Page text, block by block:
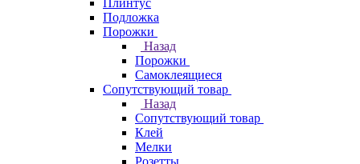
Плинтус
Подложка
Порожки
Назад
Порожки
Самоклеящиеся
Сопутствующий товар
Назад
Сопутствующий товар
Клей
Мелки
Розетты